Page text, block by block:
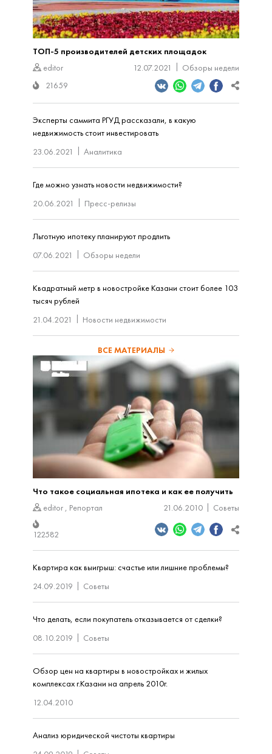
ТОП-5 производителей детских площадок
editor
12.07.2021
Обзоры недели
21659
Эксперты саммита РГУД рассказали, в какую
недвижимость стоит инвестировать
23.06.2021
Аналитика
Где можно узнать новости недвижимости?
20.06.2021
Пресс-релизы
Льготную ипотеку планируют продлить
07.06.2021
Обзоры недели
Квадратный метр в новостройке Казани стоит более 103
тысяч рублей
21.04.2021
Новости недвижимости
ВСЕ МАТЕРИАЛЫ
Что такое социальная ипотека и как ее получить
editor , Репортал 21.06.2010 Советы
122582
Квартира как выигрыш: счастье или лишние проблемы?
24.09.2019
Советы
Что делать, если покупатель отказывается от сделки?
08.10.2019
Советы
Обзор цен на квартиры в новостройках и жилых
комплексах г.Казани на апрель 2010г.
12.04.2010
Анализ юридической чистоты квартиры